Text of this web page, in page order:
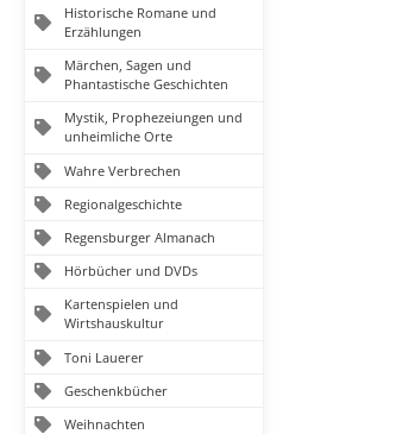
Historische Romane und
Erzählungen
Märchen, Sagen und
Phantastische Geschichten
Mystik, Prophezeiungen und
unheimliche Orte
Wahre Verbrechen
Regionalgeschichte
Regensburger Almanach
Hörbücher und DVDs
Kartenspielen und
Wirtshauskultur
Toni Lauerer
Geschenkbücher
Weihnachten